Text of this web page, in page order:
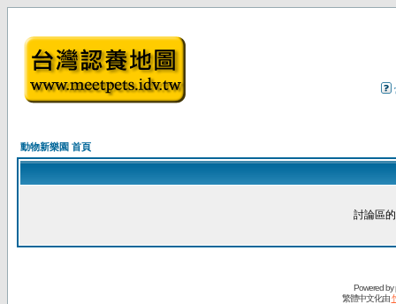
動物新樂園 首頁
討論區
Powered by
繁體中文化由